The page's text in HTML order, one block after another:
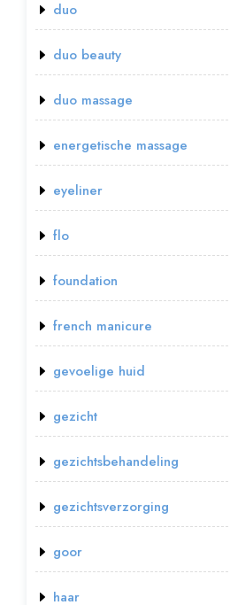
duo
duo beauty
duo massage
energetische massage
eyeliner
flo
foundation
french manicure
gevoelige huid
gezicht
gezichtsbehandeling
gezichtsverzorging
goor
haar